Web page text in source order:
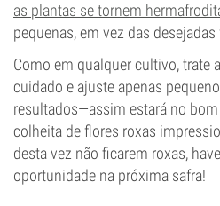
as plantas se tornem
pequenas, em vez das
Como em qualquer cultivo, trate
cuidado e ajuste apenas
resultados—assim estará no
colheita de flores roxas
desta vez não ficarem roxas,
oportunidade na próxima safra!